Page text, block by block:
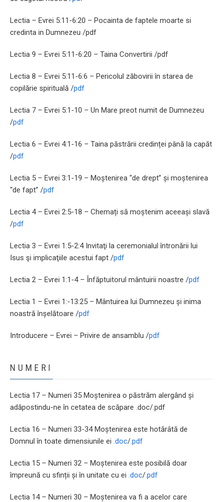
Lectia – Evrei 5:11-6:20 – Pocainta de faptele moarte si
credinta in Dumnezeu /pdf
Lectia 9 – Evrei 5:11-6:20 – Taina Convertirii /pdf
Lectia 8 – Evrei 5:11-6:6 – Pericolul zăbovirii în starea de
copilărie spirituală /pdf
Lectia 7 – Evrei 5:1-10 – Un Mare preot numit de Dumnezeu
/pdf
Lectia 6 – Evrei 4:1-16 – Taina păstrării credinței până la capăt
/pdf
Lectia 5 – Evrei 3:1-19 – Moștenirea “de drept” și moștenirea
“de fapt” /pdf
Lectia 4 – Evrei 2:5-18 – Chemați să moștenim aceeași slavă
/pdf
Lectia 3 – Evrei 1:5-2:4 Invitaţi la ceremonialul întronării lui
Isus şi implicaţiile acestui fapt /pdf
Lectia 2 – Evrei 1:1-4 – Înfăptuitorul mântuirii noastre /pdf
Lectia 1 – Evrei 1:-13:25 – Mântuirea lui Dumnezeu și inima
noastră înșelătoare /pdf
Introducere – Evrei – Privire de ansamblu /pdf
NUMERI
Lectia 17 – Numeri 35 Moștenirea o păstrăm alergând și
adăpostindu-ne în cetatea de scăpare .doc/.pdf
Lectia 16 – Numeri 33-34 Moștenirea este hotărâtă de
Domnul în toate dimensiunile ei .doc/.pdf
Lectia 15 – Numeri 32 – Moștenirea este posibilă doar
împreună cu sfinții și în unitate cu ei .doc/.pdf
Lectia 14 – Numeri 30 – Moștenirea va fi a acelor care